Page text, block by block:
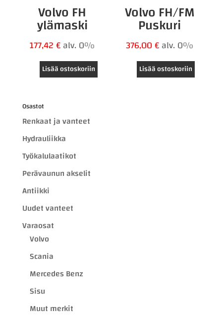
Volvo FH
ylämaski
177,42€alv. 0%
Lisää ostoskoriin
Volvo FH/FM
Puskuri
376,00€alv. 0%
Lisää ostoskoriin
Osastot
Renkaat ja vanteet
Hydrauliikka
Työkalulaatikot
Perävaunun akselit
Antiikki
Uudet vanteet
Varaosat
Volvo
Scania
Mercedes Benz
Sisu
Muut merkit